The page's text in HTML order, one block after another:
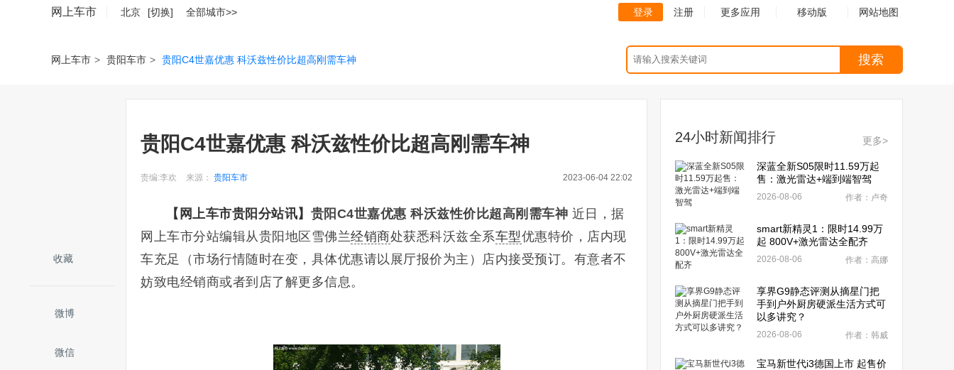
网上车市 北京 [切换] 全部城市>> 登录 注册 更多应用 移动版 网站地图
网上车市 > 贵阳车市 > 贵阳C4世嘉优惠 科沃兹性价比超高刚需车神 搜索
收藏
微博
微信
贵阳C4世嘉优惠 科沃兹性价比超高刚需车神
责编:李欢 来源： 贵阳车市 2023-06-04 22:02
【网上车市贵阳分站讯】 贵阳C4世嘉优惠 科沃兹性价比超高刚需车神 近日，据
网上车市分站编辑从贵阳地区雪佛兰经销商处获悉科沃兹全系车型优惠特价，店内现
车充足（市场行情随时在变，具体优惠请以展厅报价为主）店内接受预订。有意者不
妨致电经销商或者到店了解更多信息。
24小时新闻排行 更多>
深蓝全新S05限时11.59万起
售：激光雷达+端到端智驾
2026-08-06 作者：卢奇
smart新精灵1：限时14.99万
起 800V+激光雷达全配齐
2026-08-06 作者：高娜
享界G9静态评测从摘星门把
手到户外厨房硬派生活方式可
以多讲究？
2026-08-06 作者：韩威
宝马新世代i3德国上市 起售价